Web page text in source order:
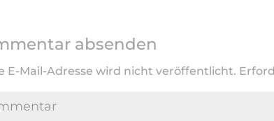
absenden
E-Mail-Adresse wird nicht veröffentlicht.